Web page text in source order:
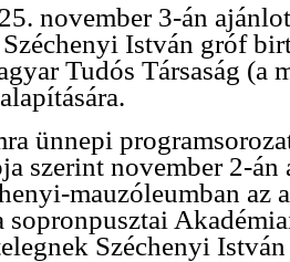
november 3-án
István gróf
Tudós Társaság (a
ünnepi
szerint november 2-án
mauzóleumban az
sopronpusztai
Széchenyi